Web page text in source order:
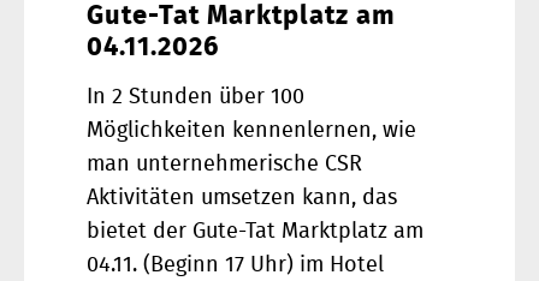
Gute-Tat Marktplatz am
04.11.2026
In 2 Stunden über 100
Möglichkeiten kennenlernen, wie
man unternehmerische CSR
Aktivitäten umsetzen kann, das
bietet der Gute-Tat Marktplatz am
04.11. (Beginn 17 Uhr) im Hotel